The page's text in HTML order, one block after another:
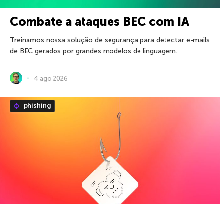
Combate a ataques BEC com IA
Treinamos nossa solução de segurança para detectar e-mails
de BEC gerados por grandes modelos de linguagem.
4 ago 2026
phishing